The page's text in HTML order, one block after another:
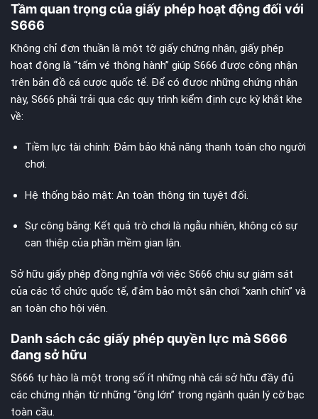
Tầm quan trọng của giấy phép hoạt động đối với
S666
Không chỉ đơn thuần là một tờ giấy chứng nhận, giấy phép
hoạt động là “tấm vé thông hành” giúp S666 được công nhận
trên bản đồ cá cược quốc tế. Để có được những chứng nhận
này, S666 phải trải qua các quy trình kiểm định cực kỳ khắt khe
về:
Tiềm lực tài chính: Đảm bảo khả năng thanh toán cho người
chơi.
Hệ thống bảo mật: An toàn thông tin tuyệt đối.
Sự công bằng: Kết quả trò chơi là ngẫu nhiên, không có sự
can thiệp của phần mềm gian lận.
Sở hữu giấy phép đồng nghĩa với việc S666 chịu sự giám sát
của các tổ chức quốc tế, đảm bảo một sân chơi “xanh chín” và
an toàn cho hội viên.
Danh sách các giấy phép quyền lực mà S666
đang sở hữu
S666 tự hào là một trong số ít những nhà cái sở hữu đầy đủ
các chứng nhận từ những “ông lớn” trong ngành quản lý cờ bạc
toàn cầu.